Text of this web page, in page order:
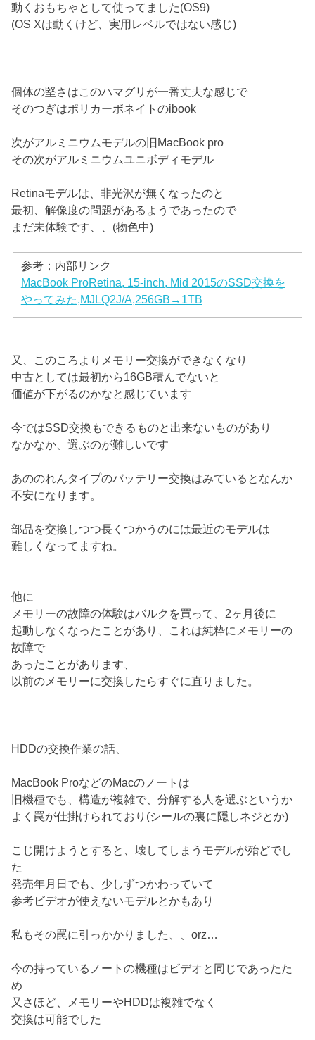
動くおもちゃとして使ってました(OS9)
(OS Xは動くけど、実用レベルではない感じ)
個体の堅さはこのハマグリが一番丈夫な感じで
そのつぎはポリカーボネイトのibook
次がアルミニウムモデルの旧MacBook pro
その次がアルミニウムユニボディモデル
Retinaモデルは、非光沢が無くなったのと
最初、解像度の問題があるようであったので
まだ未体験です、、(物色中)
参考；内部リンク
MacBook ProRetina, 15-inch, Mid 2015のSSD交換を
やってみた,MJLQ2J/A,256GB→1TB
又、このころよりメモリー交換ができなくなり
中古としては最初から16GB積んでないと
価値が下がるのかなと感じています
今ではSSD交換もできるものと出来ないものがあり
なかなか、選ぶのが難しいです
あののれんタイプのバッテリー交換はみているとなんか
不安になります。
部品を交換しつつ長くつかうのには最近のモデルは
難しくなってますね。
他に
メモリーの故障の体験はバルクを買って、2ヶ月後に
起動しなくなったことがあり、これは純粋にメモリーの
故障で
あったことがあります、
以前のメモリーに交換したらすぐに直りました。
HDDの交換作業の話、
MacBook ProなどのMacのノートは
旧機種でも、構造が複雑で、分解する人を選ぶというか
よく罠が仕掛けられており(シールの裏に隠しネジとか)
こじ開けようとすると、壊してしまうモデルが殆どでし
た
発売年月日でも、少しずつかわっていて
参考ビデオが使えないモデルとかもあり
私もその罠に引っかかりました、、orz…
今の持っているノートの機種はビデオと同じであったた
め
又さほど、メモリーやHDDは複雑でなく
交換は可能でした